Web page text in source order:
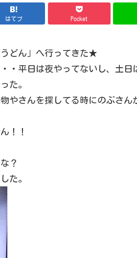
はてブ Pocket
どん」へ行ってきた★
・平日は夜やってないし、土日
た。
やさんを探してる時にのぶさん
！！
？
た。